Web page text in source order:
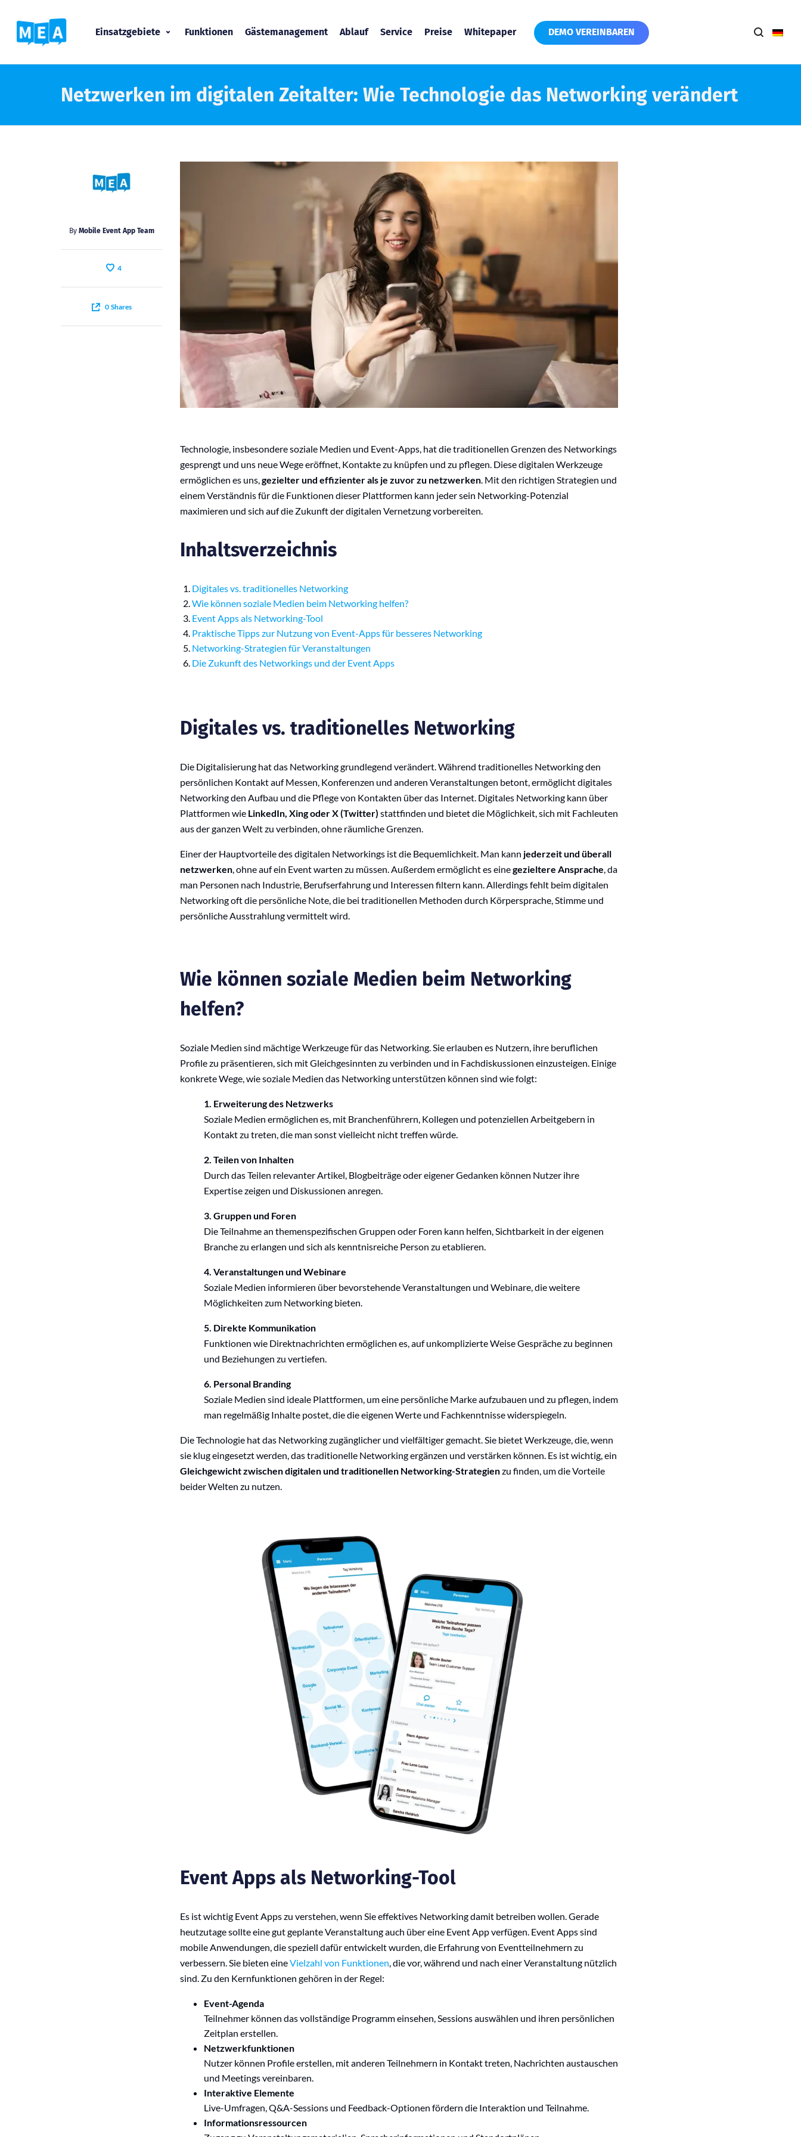
Einsatzgebiete Funktionen Gästemanagement Ablauf Service Preise Whitepaper DEMO VEREINBAREN
Netzwerken im digitalen Zeitalter: Wie Technologie das Networking verändert
By Mobile Event App Team
4
0 Shares
Technologie, insbesondere soziale Medien und Event-Apps, hat die traditionellen Grenzen des Networkings
gesprengt und uns neue Wege eröffnet, Kontakte zu knüpfen und zu pflegen. Diese digitalen Werkzeuge
ermöglichen es uns,gezielter und effizienter als je zuvor zu netzwerken. Mit den richtigen Strategien und
einem Verständnis für die Funktionen dieser Plattformen kann jeder sein Networking-Potenzial
maximieren und sich auf die Zukunft der digitalen Vernetzung vorbereiten.
Inhaltsverzeichnis
Digitales vs. traditionelles Networking
Wie können soziale Medien beim Networking helfen?
Event Apps als Networking-Tool
Praktische Tipps zur Nutzung von Event-Apps für besseres Networking
Networking-Strategien für Veranstaltungen
Die Zukunft des Networkings und der Event Apps
Digitales vs. traditionelles Networking
Die Digitalisierung hat das Networking grundlegend verändert. Während traditionelles Networking den
persönlichen Kontakt auf Messen, Konferenzen und anderen Veranstaltungen betont, ermöglicht digitales
Networking den Aufbau und die Pflege von Kontakten über das Internet. Digitales Networking kann über
Plattformen wie LinkedIn, Xing oderX (Twitter) stattfinden und bietet die Möglichkeit, sich mit Fachleuten
aus der ganzen Welt zu verbinden, ohne räumliche Grenzen.
Einer der Hauptvorteile des digitalen Networkings ist die Bequemlichkeit. Man kann jederzeit und überall
netzwerken , ohne auf ein Event warten zu müssen. Außerdem ermöglicht es einegezieltere Ansprache , da
man Personen nach Industrie, Berufserfahrung und Interessen filtern kann. Allerdings fehlt beim digitalen
Networking oft die persönliche Note, die bei traditionellen Methoden durch Körpersprache, Stimme und
persönliche Ausstrahlung vermittelt wird.
Wie können soziale Medien beim Networking
helfen?
Soziale Medien sind mächtige Werkzeuge für das Networking. Sie erlauben es Nutzern, ihre beruflichen
Profile zu präsentieren, sich mit Gleichgesinnten zu verbinden und in Fachdiskussionen einzusteigen. Einige
konkrete Wege, wie soziale Medien das Networking unterstützen können sind wie folgt:
1. Erweiterung des Netzwerks
Soziale Medien ermöglichen es, mit Branchenführern, Kollegen und potenziellen Arbeitgebern in
Kontakt zu treten, die man sonst vielleicht nicht treffen würde.
2. Teilen von Inhalten
Durch das Teilen relevanter Artikel, Blogbeiträge oder eigener Gedanken können Nutzer ihre
Expertise zeigen und Diskussionen anregen.
3. Gruppen und Foren
Die Teilnahme an themenspezifischen Gruppen oder Foren kann helfen, Sichtbarkeit in der eigenen
Branche zu erlangen und sich als kenntnisreiche Person zu etablieren.
4. Veranstaltungen und Webinare
Soziale Medien informieren über bevorstehende Veranstaltungen und Webinare, die weitere
Möglichkeiten zum Networking bieten.
5. Direkte Kommunikation
Funktionen wie Direktnachrichten ermöglichen es, auf unkomplizierte Weise Gespräche zu beginnen
und Beziehungen zu vertiefen.
6. Personal Branding
Soziale Medien sind ideale Plattformen, um eine persönliche Marke aufzubauen und zu pflegen, indem
man regelmäßig Inhalte postet, die die eigenen Werte und Fachkenntnisse widerspiegeln.
Die Technologie hat das Networking zugänglicher und vielfältiger gemacht. Sie bietet Werkzeuge, die, wenn
sie klug eingesetzt werden, das traditionelle Networking ergänzen und verstärken können. Es ist wichtig, ein
Gleichgewicht zwischen digitalen und traditionellen Networking-Strategienzu finden, um die Vorteile
beider Welten zu nutzen.
EventApps als Networking-Tool
Es ist wichtig Event Apps zu verstehen, wenn Sie effektives Networking damit betreiben wollen. Gerade
heutzutage sollte eine gut geplante Veranstaltung auch über eine Event App verfügen. Event Apps sind
mobile Anwendungen, die speziell dafür entwickelt wurden, die Erfahrung von Eventteilnehmern zu
verbessern. Sie bieten eineVielzahl von Funktionen, die vor, während und nach einer Veranstaltung nützlich
sind. Zu den Kernfunktionen gehören in der Regel:
Event-Agenda
Teilnehmer können das vollständige Programm einsehen, Sessions auswählen und ihren persönlichen
Zeitplan erstellen.
Netzwerkfunktionen
Nutzer können Profile erstellen, mit anderen Teilnehmern in Kontakt treten, Nachrichten austauschen
und Meetings vereinbaren.
Interaktive Elemente
Live-Umfragen, Q&A-Sessions und Feedback-Optionen fördern die Interaktion und Teilnahme.
Informationsressourcen